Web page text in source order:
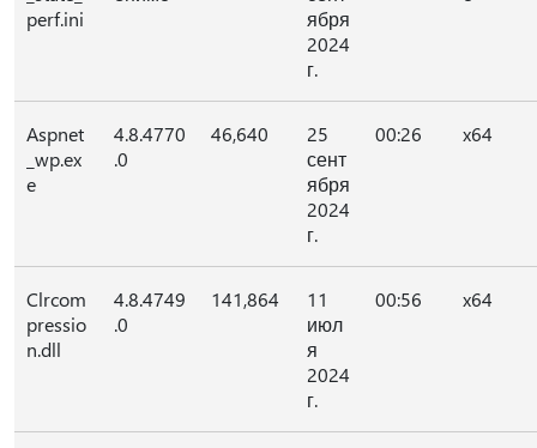
perf.ini
ября
2024
г.
Aspnet
_wp.ex
e
4.8.4770
.0
46,640
25
сент
ября
2024
г.
00:26 x64
Clrcom
pressio
n.dll
4.8.4749
.0
141,864
11
июл
я
2024
г.
00:56 x64